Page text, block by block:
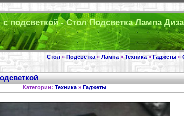
подсветкой - Стол Подсветка Лампа
Стол »Подсветка » Лампа »Техника»Гаджеты »
Категории: Техника» Гаджеты